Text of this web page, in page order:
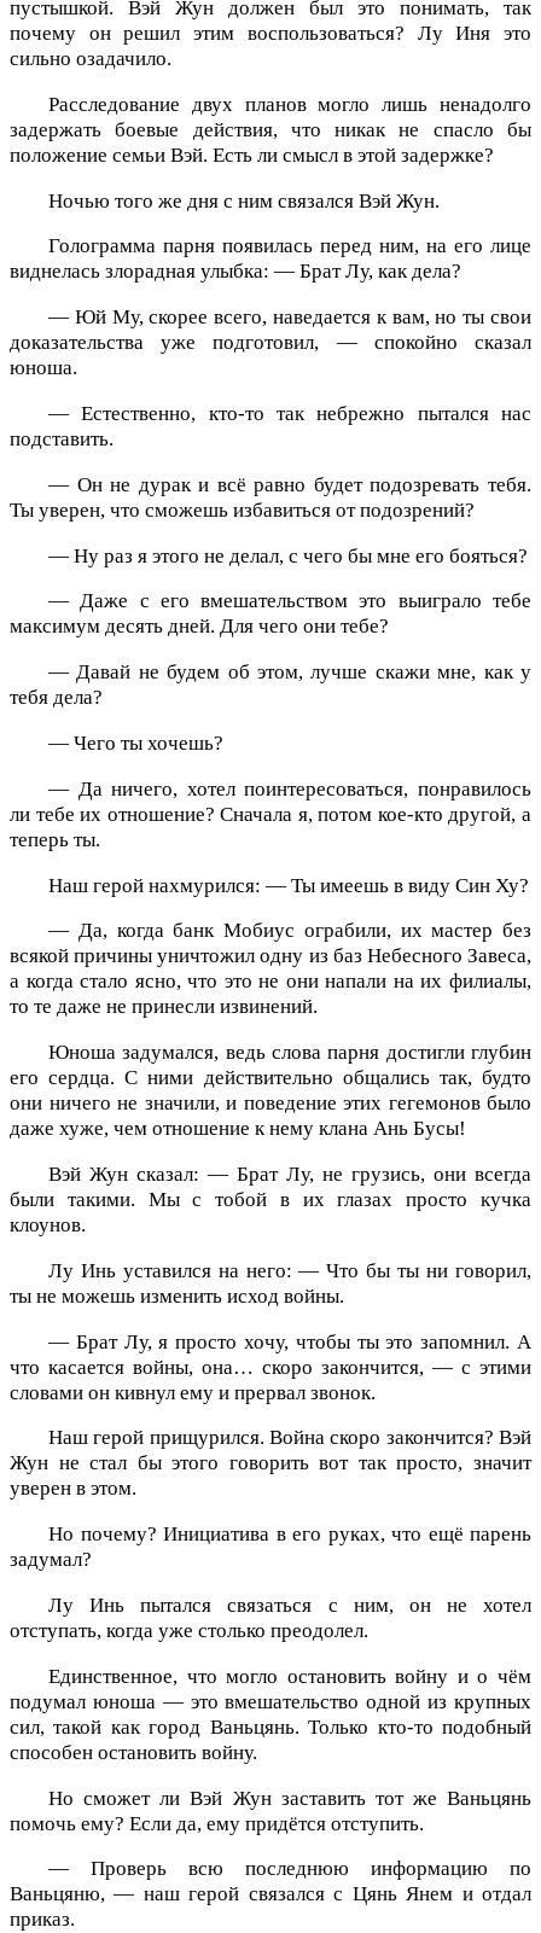
пустышкой. Вэй Жун должен был это понимать, так
почему он решил этим воспользоваться? Лу Иня это
сильно озадачило.
Расследование двух планов могло лишь ненадолго
задержать боевые действия, что никак не спасло бы
положение семьи Вэй. Есть ли смысл в этой задержке?
Ночью того же дня с ним связался Вэй Жун.
Голограмма парня появилась перед ним, на его лице
виднелась злорадная улыбка: — Брат Лу, как дела?
— Юй Му, скорее всего, наведается к вам, но ты свои
доказательства уже подготовил, — спокойно сказал
юноша.
— Естественно, кто-то так небрежно пытался нас
подставить.
— Он не дурак и всё равно будет подозревать тебя.
Ты уверен, что сможешь избавиться от подозрений?
— Ну раз я этого не делал, с чего бы мне его бояться?
— Даже с его вмешательством это выиграло тебе
максимум десять дней. Для чего они тебе?
— Давай не будем об этом, лучше скажи мне, как у
тебя дела?
— Чего ты хочешь?
— Да ничего, хотел поинтересоваться, понравилось
ли тебе их отношение? Сначала я, потом кое-кто другой, а
теперь ты.
Наш герой нахмурился: — Ты имеешь в виду Син Ху?
— Да, когда банк Мобиус ограбили, их мастер без
всякой причины уничтожил одну из баз Небесного Завеса,
а когда стало ясно, что это не они напали на их филиалы,
то те даже не принесли извинений.
Юноша задумался, ведь слова парня достигли глубин
его сердца. С ними действительно общались так, будто
они ничего не значили, и поведение этих гегемонов было
даже хуже, чем отношение к нему клана Ань Бусы!
Вэй Жун сказал: — Брат Лу, не грузись, они всегда
были такими. Мы с тобой в их глазах просто кучка
клоунов.
Лу Инь уставился на него: — Что бы ты ни говорил,
ты не можешь изменить исход войны.
— Брат Лу, я просто хочу, чтобы ты это запомнил. А
что касается войны, она… скоро закончится, — с этими
словами он кивнул ему и прервал звонок.
Наш герой прищурился. Война скоро закончится? Вэй
Жун не стал бы этого говорить вот так просто, значит
уверен в этом.
Но почему? Инициатива в его руках, что ещё парень
задумал?
Лу Инь пытался связаться с ним, он не хотел
отступать, когда уже столько преодолел.
Единственное, что могло остановить войну и о чём
подумал юноша — это вмешательство одной из крупных
сил, такой как город Ваньцянь. Только кто-то подобный
способен остановить войну.
Но сможет ли Вэй Жун заставить тот же Ваньцянь
помочь ему? Если да, ему придётся отступить.
— Проверь всю последнюю информацию по
Ваньцяню, — наш герой связался с Цянь Янем и отдал
приказ.